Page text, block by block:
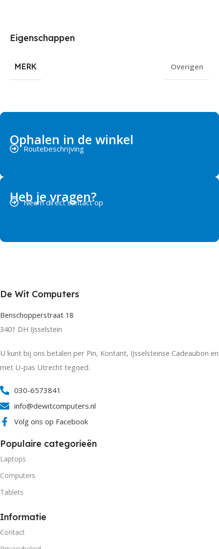
Eigenschappen
MERK Overigen
Ophalen in de winkel
Routebeschrijving
Heb je vragen?
Neem direct contact op
De Wit Computers
Benschopperstraat 18
3401 DH IJsselstein
U kunt bij ons betalen per Pin, Kontant, IJsselsteinse Cadeaubon en
met U-pas Utrecht tegoed.
030-6573841
info@dewitcomputers.nl
Volg ons op Facebook
Populaire categorieën
Laptops
Computers
Tablets
Informatie
Contact